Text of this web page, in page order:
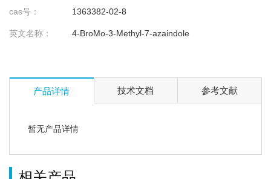
cas号： 1363382-02-8
英文名称： 4-BroMo-3-Methyl-7-azaindole
产品详情 技术文档 参考文献
暂无产品详情